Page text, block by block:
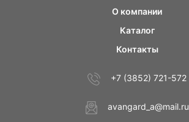
О компании
Каталог
Контакты
+7 (3852) 721-572
avangard_a@mail.ru